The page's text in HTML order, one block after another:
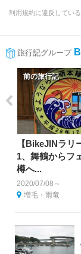
利用規約に違反してい
旅行記グループ
前の旅行記
【BikeJINラリ
1、舞鶴からフ
樽へ...
2020/07/08～
増毛・雨竜